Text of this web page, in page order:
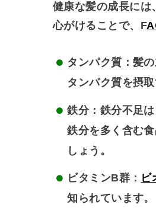
健康な髪の成長には
心がけることで、F
タンパク質 ：髪
タンパク質を摂
鉄分：鉄分不足
鉄分を多く含む
しょう。
ビタミンB群 ： ビ
知られています